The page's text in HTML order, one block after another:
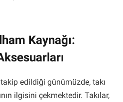
Kaynağı:
edildiği günümüzde, takı
ilgisini çekmektedir. Takılar,